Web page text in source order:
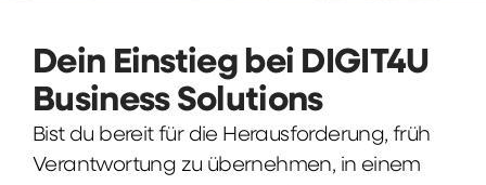
Dein Einstieg bei DIGIT4U
Business Solutions
Bist du bereit für die Herausforderung, früh
Verantwortung zu übernehmen, in einem